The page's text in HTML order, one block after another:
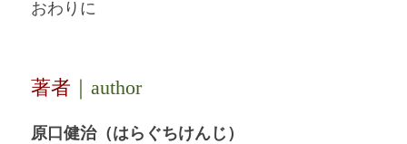
おわりに
著者 ｜author
原口健治（はらぐちけんじ）